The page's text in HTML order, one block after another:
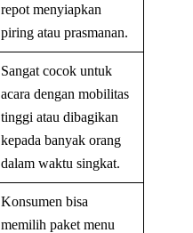
repot menyiapkan
piring atau prasmanan.
Sangat cocok untuk
acara dengan mobilitas
tinggi atau dibagikan
kepada banyak orang
dalam waktu singkat.
Konsumen bisa
memilih paket menu